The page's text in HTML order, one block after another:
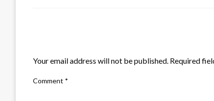
Your email address will not be published. Required
Comment *